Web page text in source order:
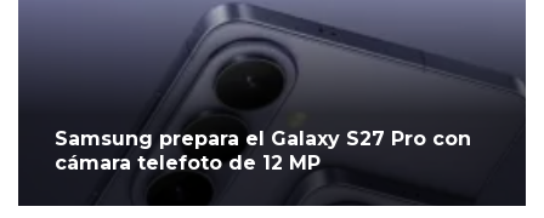
Samsung prepara el Galaxy S27 Pro con
cámara telefoto de 12 MP